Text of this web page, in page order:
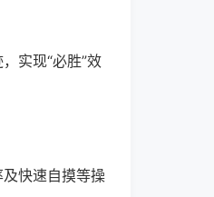
实现“必胜”效
快速自摸等操